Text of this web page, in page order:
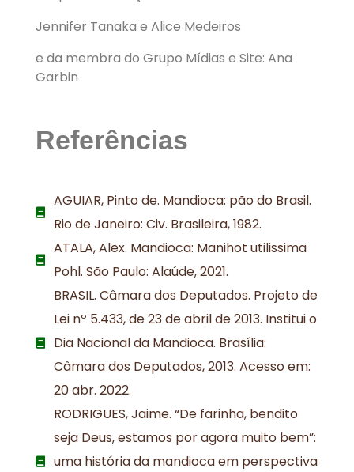
Jennifer Tanaka e Alice Medeiros
e da membra do Grupo Mídias e Site: Ana
Garbin
Referências
AGUIAR, Pinto de. Mandioca: pão do Brasil.
Rio de Janeiro: Civ. Brasileira, 1982.
ATALA, Alex. Mandioca: Manihot utilissima
Pohl. São Paulo: Alaúde, 2021.
BRASIL. Câmara dos Deputados. Projeto de
Lei nº 5.433, de 23 de abril de 2013. Institui o
Dia Nacional da Mandioca. Brasília:
Câmara dos Deputados, 2013. Acesso em:
20 abr. 2022.
RODRIGUES, Jaime. “De farinha, bendito
seja Deus, estamos por agora muito bem”:
uma história da mandioca em perspectiva